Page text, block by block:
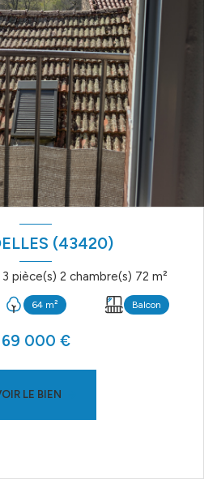
(43420)
Maison de village 3 pièce(s) 2 chambre(s) 72 m²
64 m² Balcon
69 000 €
LE BIEN